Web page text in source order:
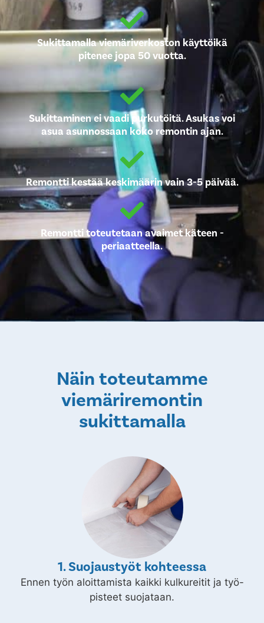
Sukittamalla viemäriverkoston käyttöikä
pitenee jopa 50 vuotta.
Sukittaminen ei vaadi purkutöitä. Asukas voi
asua asunnossaan koko remontin ajan.
Remontti kestää keskimäärin vain 3-5 päivää.
Remontti toteutetaan avaimet käteen -
periaatteella.
Näin toteutamme
viemäriremontin
sukittamalla
1. Suojaustyöt kohteessa
Ennen työn aloittamista kaikki kulkureitit ja työ-
pisteet suojataan.